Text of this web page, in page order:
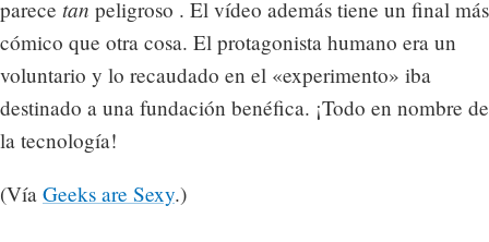
parece tan peligroso . El vídeo además tiene un final más
cómico que otra cosa. El protagonista humano era un
voluntario y lo recaudado en el «experimento» iba
destinado a una fundación benéfica. ¡Todo en nombre de
la tecnología!
(Vía Geeks are Sexy.)